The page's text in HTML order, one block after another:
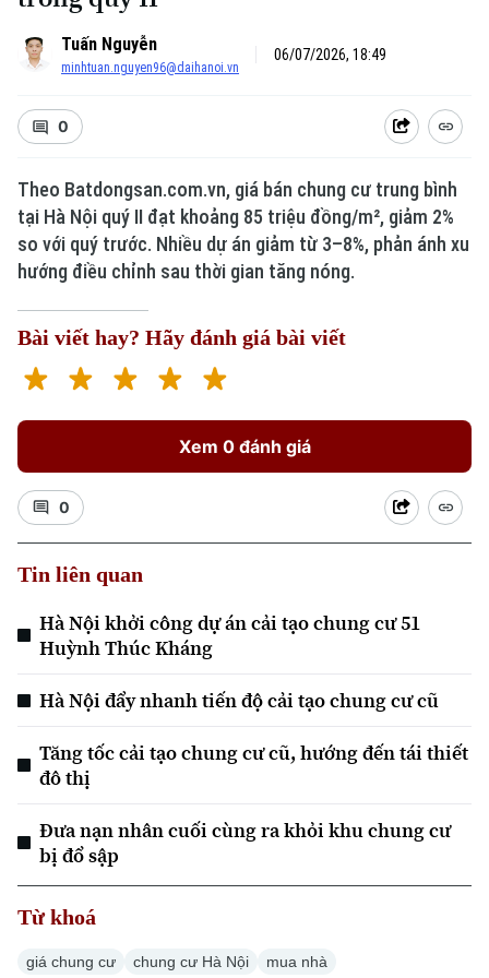
Xu hướng
Chuyên mục
Thời sự
Hà Nội
Tuấn Nguyễn
minhtuan.nguyen96@daihanoi.vn
06/07/2026, 18:49
0
Theo Batdongsan.com.vn, giá bán chung cư trung bình
tại Hà Nội quý II đạt khoảng 85 triệu đồng/m², giảm 2%
so với quý trước. Nhiều dự án giảm từ 3–8%, phản ánh xu
hướng điều chỉnh sau thời gian tăng nóng.
Bài viết hay? Hãy đánh giá bài viết
Xem 0 đánh giá
0
Tin liên quan
Hà Nội khởi công dự án cải tạo chung cư 51
Huỳnh Thúc Kháng
Hà Nội đẩy nhanh tiến độ cải tạo chung cư cũ
Tăng tốc cải tạo chung cư cũ, hướng đến tái thiết
đô thị
Đưa nạn nhân cuối cùng ra khỏi khu chung cư
bị đổ sập
Từ khoá
giá chung cư chung cư Hà Nội mua nhà